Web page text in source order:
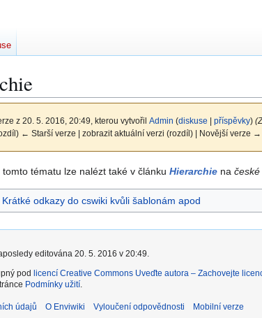
z 20. 5. 2016, 20:49, kterou vytvořil Admin (diskuse příspěvky)
← Starší verze | zobrazit aktuální verzi (rozdíl) | Novější verze
tématu lze nalézt také v článku Hierarchie na české
Krátké odkazy do cswiki kvůli šablonám apod
editována 20. 5. 2016 v 20:49.
pod licencí Creative Commons Uveďte autora – Zachovejte
Podmínky užití
údajů O Enviwiki Vyloučení odpovědnosti Mobilní verze